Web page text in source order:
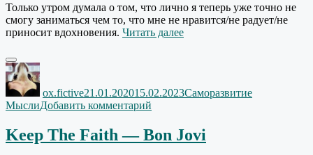
Только утром думала о том, что лично я теперь уже точно не
смогу заниматься чем то, что мне не нравится/не радует/не
приносит вдохновения. Читать далее«What
life?»
Автор
ox.fictive21.01.202015.02.2023Саморазвитие
МыслиДобавить комментарий
What
is
Keep The Faith — Bon Jovi